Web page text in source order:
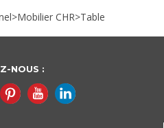
>Mobilier CHR>Table
NOUS :